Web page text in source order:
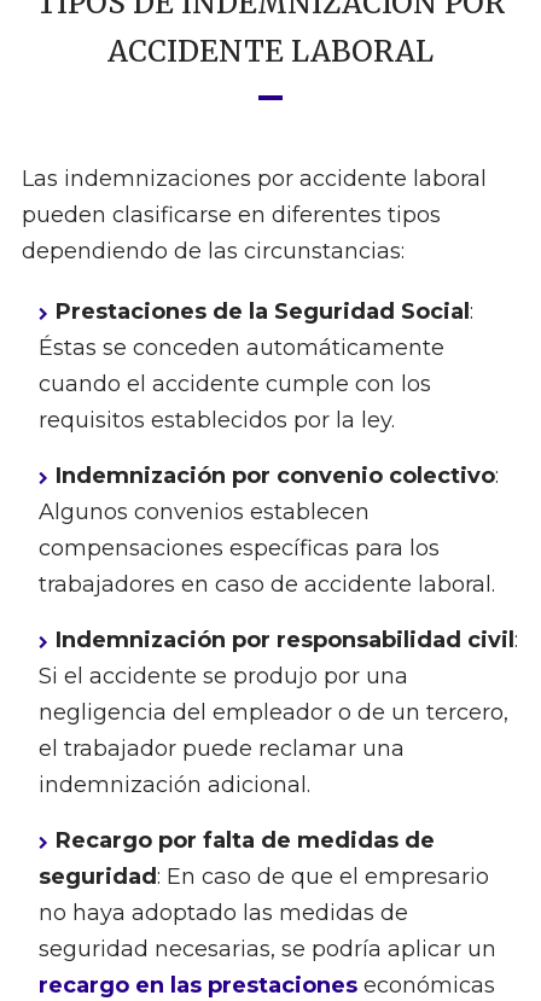
ACCIDENTE LABORAL
Las indemnizaciones por accidente laboral
pueden clasificarse en diferentes tipos
dependiendo de las circunstancias:
Prestaciones de la Seguridad Social :
Éstas se conceden automáticamente
cuando el accidente cumple con los
requisitos establecidos por la ley.
Indemnización por convenio colectivo:
Algunos convenios establecen
compensaciones específicas para los
trabajadores en caso de accidente laboral.
Indemnización por responsabilidad civil :
Si el accidente se produjo por una
negligencia del empleador o de un tercero,
el trabajador puede reclamar una
indemnización adicional.
Recargo por falta de medidas de
seguridad: En caso de que el empresario
no haya adoptado las medidas de
seguridad necesarias, se podría aplicar un
recargo en las prestacioneseconómicas